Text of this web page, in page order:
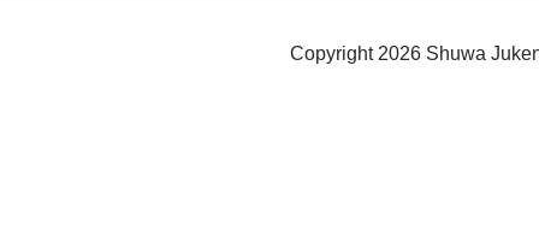
Copyright 2026 Shuwa